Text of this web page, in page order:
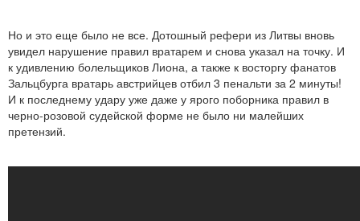
Но и это еще было не все. Дотошный рефери из Литвы вновь
увидел нарушение правил вратарем и снова указал на точку. И
к удивлению болельщиков Лиона, а также к восторгу фанатов
Зальцбурга вратарь австрийцев отбил 3 пенальти за 2 минуты!
И к последнему удару уже даже у ярого поборника правил в
черно-розовой судейской форме не было ни малейших
претензий.